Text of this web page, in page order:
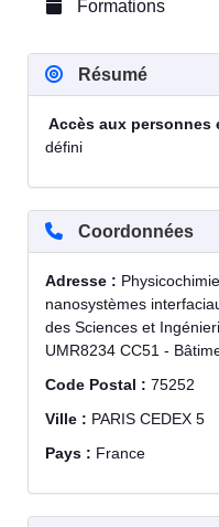
Formations
Résumé
Accès aux personnes
défini
Coordonnées
Adresse :
nanosystèmes
des Sciences et
UMR8234 CC51 -
Code Postal : 75252
Ville : PARIS CEDEX 5
Pays : France